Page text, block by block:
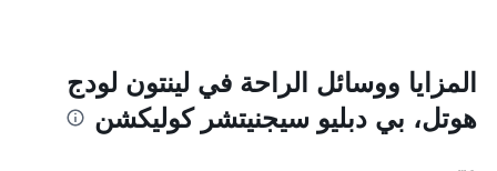
المزايا ووسائل الراحة في لينتون لودج
هوتل، بي دبليو سيجنيتشر كوليكشن